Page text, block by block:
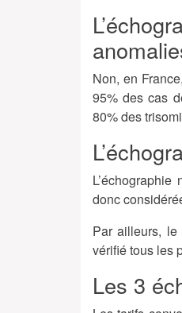
Non, en
95% des cas
80% des
donc
Par ailleurs,
vérifié tous les
Les 3